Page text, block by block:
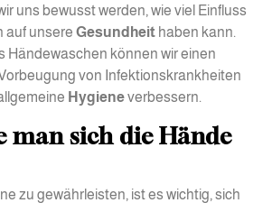
uns bewusst werden, wie viel Einfluss
auf unsere Gesundheit haben kann.
Händewaschen können wir einen
von Infektionskrankheiten
Hygieneverbessern.
man sich die Hände
zu gewährleisten, ist es wichtig, sich